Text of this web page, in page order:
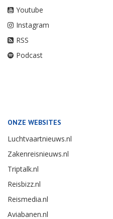
Youtube
Instagram
RSS
Podcast
ONZE WEBSITES
Luchtvaartnieuws.nl
Zakenreisnieuws.nl
Triptalk.nl
Reisbizz.nl
Reismedia.nl
Aviabanen.nl